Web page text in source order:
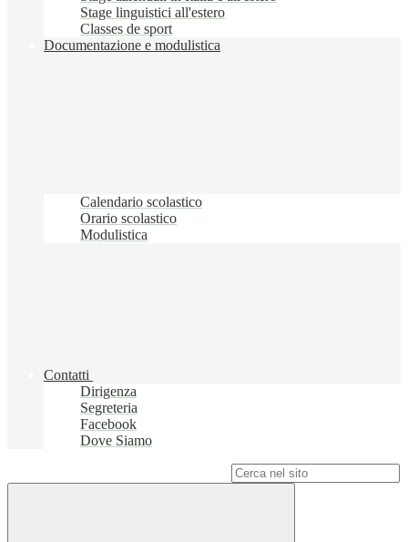
Stage linguistici all'estero
Classes de sport
Documentazione e modulistica
Calendario scolastico
Orario scolastico
Modulistica
Contatti
Dirigenza
Segreteria
Facebook
Dove Siamo